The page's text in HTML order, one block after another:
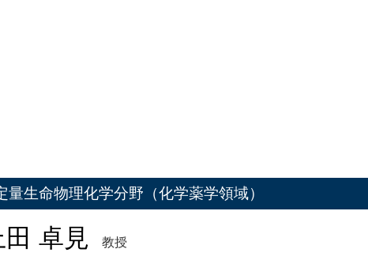
量生命物理化学分野（化学薬学領域）
田 卓見 教授